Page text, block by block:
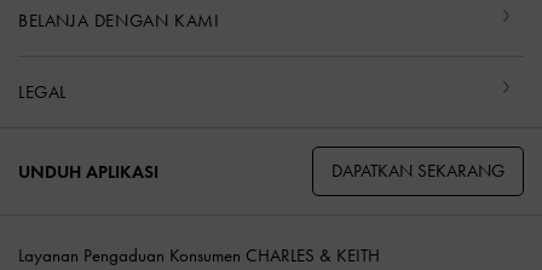
BELANJA DENGAN KAMI
LEGAL
UNDUH APLIKASI DAPATKAN SEKARANG
Layanan Pengaduan Konsumen CHARLES & KEITH